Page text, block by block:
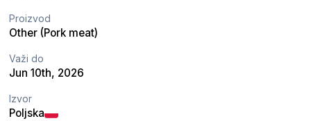
Proizvod
Other (Pork meat)
Važi do
Jun 10th, 2026
Izvor
Poljska